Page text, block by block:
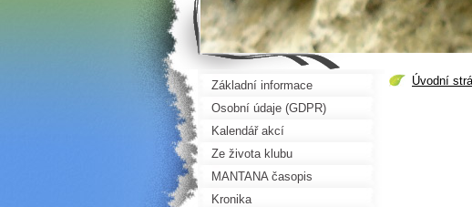
Úvodní
Základní informace
Osobní údaje (GDPR)
Kalendář akcí
Ze života klubu
MANTANA časopis
Kronika